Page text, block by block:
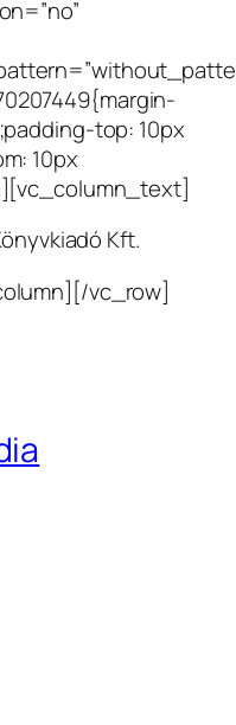
top: 10px
10px
Kft.
vc_row]